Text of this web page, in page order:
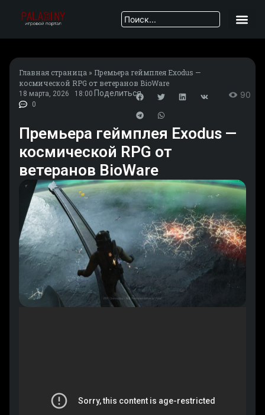
Главная страница » Премьера геймплея Exodus —
космической RPG от ветеранов BioWare
18 марта, 2026
18:00
0
Поделиться 90
Премьера геймплея Exodus —
космической RPG от
ветеранов BioWare